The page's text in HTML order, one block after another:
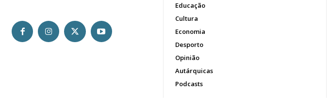
Educação
Cultura
Economia
Desporto
Opinião
Autárquicas
Podcasts